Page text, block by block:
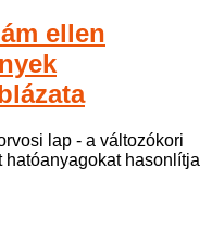
ellen
lap - a változókori
hasonlítja